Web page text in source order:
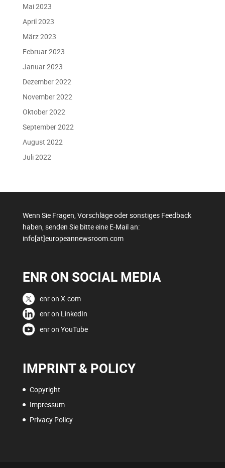
Mai 2023
April 2023
März 2023
Februar 2023
Januar 2023
Dezember 2022
November 2022
Oktober 2022
September 2022
August 2022
Juli 2022
Wenn Sie Fragen, Vorschläge oder sonstiges Feedback
haben, senden Sie bitte eine E-Mail an:
info[at]europeannewsroom.com
ENR ON SOCIAL MEDIA
enr on X.com
enr on LinkedIn
enr on YouTube
IMPRINT & POLICY
Copyright
Impressum
Privacy Policy